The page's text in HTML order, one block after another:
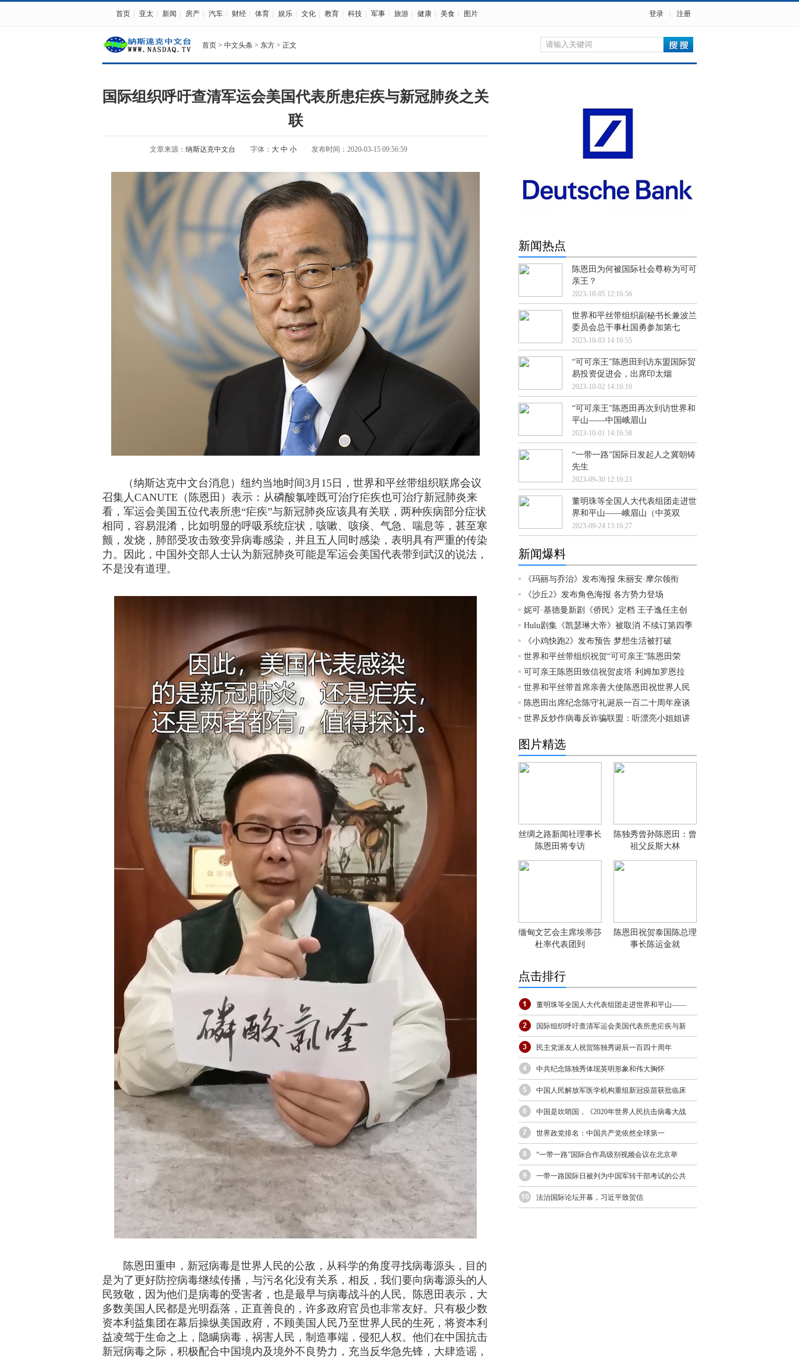
首页 亚太 新闻 房产 汽车 财经 体育 娱乐 文化 教育 科技 军事 旅游 健康 美食 图片 登录 注册
首页 > 中文头条 > 东方 > 正文
国际组织呼吁查清军运会美国代表所患疟疾与新冠肺炎之关
联
文章来源： 纳斯达克中文台 字体： 大 中 小 发布时间：2020-03-15 09:56:59
（纳斯达克中文台消息）纽约当地时间3月15日，世界和平丝带组织联席会议
召集人CANUTE（陈恩田）表示：从磷酸氯喹既可治疗疟疾也可治疗新冠肺炎来
看，军运会美国五位代表所患“疟疾”与新冠肺炎应该具有关联，两种疾病部分症状
相同，容易混淆，比如明显的呼吸系统症状，咳嗽、咳痰、气急、喘息等，甚至寒
颤，发烧，肺部受攻击致变异病毒感染，并且五人同时感染，表明具有严重的传染
力。因此，中国外交部人士认为新冠肺炎可能是军运会美国代表带到武汉的说法，
不是没有道理。
陈恩田重申，新冠病毒是世界人民的公敌，从科学的角度寻找病毒源头，目的
是为了更好防控病毒继续传播，与污名化没有关系，相反，我们要向病毒源头的人
民致敬，因为他们是病毒的受害者，也是最早与病毒战斗的人民。陈恩田表示，大
多数美国人民都是光明磊落，正直善良的，许多政府官员也非常友好。只有极少数
资本利益集团在幕后操纵美国政府，不顾美国人民乃至世界人民的生死，将资本利
益凌驾于生命之上，隐瞒病毒，祸害人民，制造事端，侵犯人权。他们在中国抗击
新冠病毒之际，积极配合中国境内及境外不良势力，充当反华急先锋，大肆造谣，
新闻热点
陈恩田为何被国际社会尊称为可可
亲王？
2023-10-05 12:16:56
世界和平丝带组织副秘书长兼波兰
委员会总干事杜国勇参加第七
2023-10-03 14:16:55
“可可亲王”陈恩田到访东盟国际贸
易投资促进会，出席印太烟
2023-10-02 14:16:10
“可可亲王”陈恩田再次到访世界和
平山——中国峨眉山
2023-10-01 14:16:58
“一带一路”国际日发起人之冀朝铸
先生
2023-09-30 12:16:23
董明珠等全国人大代表组团走进世
界和平山——峨眉山（中英双
2023-09-24 13:16:27
新闻爆料
《玛丽与乔治》发布海报 朱丽安·摩尔领衔
《沙丘2》发布角色海报 各方势力登场
妮可·基德曼新剧《侨民》定档 王子逸任主创
Hulu剧集《凯瑟琳大帝》被取消 不续订第四季
《小鸡快跑2》发布预告 梦想生活被打破
世界和平丝带组织祝贺“可可亲王”陈恩田荣
可可亲王陈恩田致信祝贺皮塔·利姆加罗恩拉
世界和平丝带首席亲善大使陈恩田祝世界人民
陈恩田出席纪念陈守礼诞辰一百二十周年座谈
世界反炒作病毒反诈骗联盟：听漂亮小姐姐讲
图片精选
丝绸之路新闻社理事长
陈恩田将专访
陈独秀曾孙陈恩田：曾
祖父反斯大林
缅甸文艺会主席埃蒂莎
杜率代表团到
陈恩田祝贺泰国陈总理
事长陈运金就
点击排行
董明珠等全国人大代表组团走进世界和平山——
国际组织呼吁查清军运会美国代表所患疟疾与新
民主党派友人祝贺陈独秀诞辰一百四十周年
中共纪念陈独秀体现英明形象和伟大胸怀
中国人民解放军医学机构重组新冠疫苗获批临床
中国是吹哨国，《2020年世界人民抗击病毒大战
世界政党排名：中国共产党依然全球第一
“一带一路”国际合作高级别视频会议在北京举
一带一路国际日被列为中国军转干部考试的公共
法治国际论坛开幕，习近平致贺信